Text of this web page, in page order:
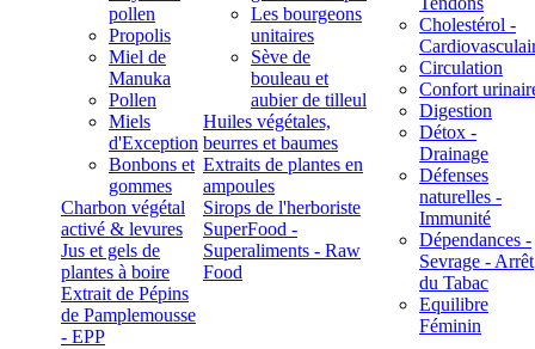
pollen
Propolis
Miel de
Manuka
Pollen
Miels
d'Exception
Bonbons et
gommes
Charbon végétal
activé & levures
Jus et gels de
plantes à boire
Extrait de Pépins
de Pamplemousse
- EPP
Les bourgeons
unitaires
Sève de
bouleau et
aubier de tilleul
Huiles végétales,
beurres et baumes
Extraits de plantes en
ampoules
Sirops de l'herboriste
SuperFood -
Superaliments - Raw
Food
Cholestérol -
Circulation
Confort
Digestion
Détox -
Drainage
Défenses
naturelles -
Immunité
Dépendances -
Sevrage - Arrêt
du Tabac
Equilibre
Féminin